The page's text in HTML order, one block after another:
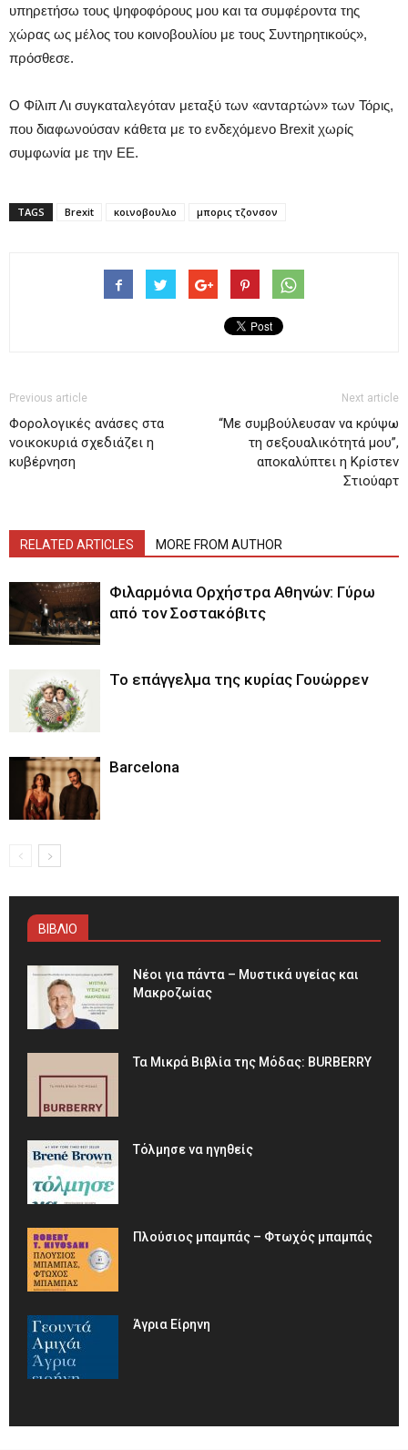
υπηρετήσω τους ψηφοφόρους μου και τα συμφέροντα της
χώρας ως μέλος του κοινοβουλίου με τους Συντηρητικούς»,
πρόσθεσε.
Ο Φίλιπ Λι συγκαταλεγόταν μεταξύ των «ανταρτών» των Τόρις,
που διαφωνούσαν κάθετα με το ενδεχόμενο Brexit χωρίς
συμφωνία με την ΕΕ.
TAGS Brexit κοινοβουλιο μπορις τζονσον
Previous article
Φορολογικές ανάσες στα
νοικοκυριά σχεδιάζει η
κυβέρνηση
Next article
“Με συμβούλευσαν να κρύψω
τη σεξουαλικότητά μου”,
αποκαλύπτει η Κρίστεν
Στιούαρτ
RELATED ARTICLES MORE FROM AUTHOR
Φιλαρμόνια Ορχήστρα Αθηνών: Γύρω
από τον Σοστακόβιτς
Το επάγγελμα της κυρίας Γουώρρεν
Barcelona
ΒΙΒΛΙΟ
Νέοι για πάντα – Μυστικά υγείας και
Μακροζωίας
Τα Μικρά Βιβλία της Μόδας: BURBERRY
Τόλμησε να ηγηθείς
Πλούσιος μπαμπάς – Φτωχός μπαμπάς
Άγρια Είρηνη